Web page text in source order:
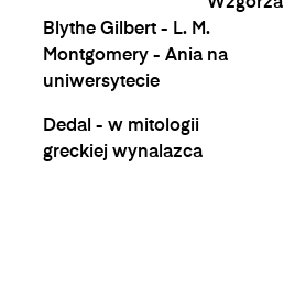
Blythe Gilbert - L. M.
Montgomery - Ania na
uniwersytecie
Dedal - w mitologii
greckiej wynalazca